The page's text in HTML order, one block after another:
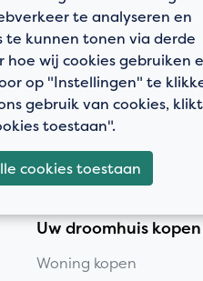
Uw droomhuis kopen
Woning kopen
te analyseren en
kunnen tonen via derde
hoe wij cookies gebruiken
op "Instellingen" te
gebruik van cookies,
toestaan".
cookies toestaan